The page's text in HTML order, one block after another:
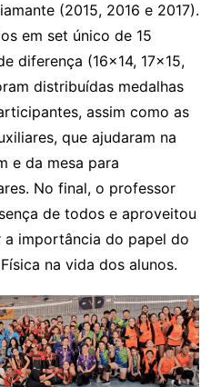
(2015, 2016 e 2017).
em set único de 15
diferença (16×14, 17×15,
distribuídas medalhas
assim como as
que ajudaram na
e da mesa para
No final, o professor
de todos e aproveitou
a importância do papel do
na vida dos alunos.